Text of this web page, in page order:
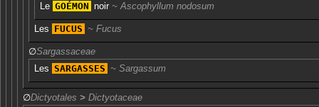
Le GOÉMON noir Ascophyllum nodosum
Les FUCUS Fucus
∅Sargassaceae
Les SARGASSES Sargassum
∅Dictyotales > Dictyotaceae